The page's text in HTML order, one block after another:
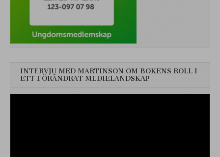
INTERVJU MED MARTINSON OM BOKENS ROLL I
ETT FÖRÄNDRAT MEDIELANDSKAP